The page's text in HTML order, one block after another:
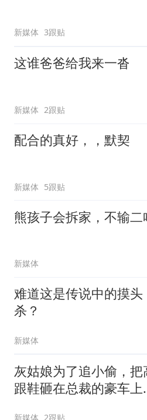
新媒体 3跟贴
这谁爸爸给我来一沓
新媒体 2跟贴
配合的真好，，默契
新媒体 5跟贴
熊孩子会拆家，不输二
新媒体
难道这是传说中的摸头
杀？
新媒体
灰姑娘为了追小偷，把
跟鞋砸在总裁的豪车上
新媒体 2跟贴